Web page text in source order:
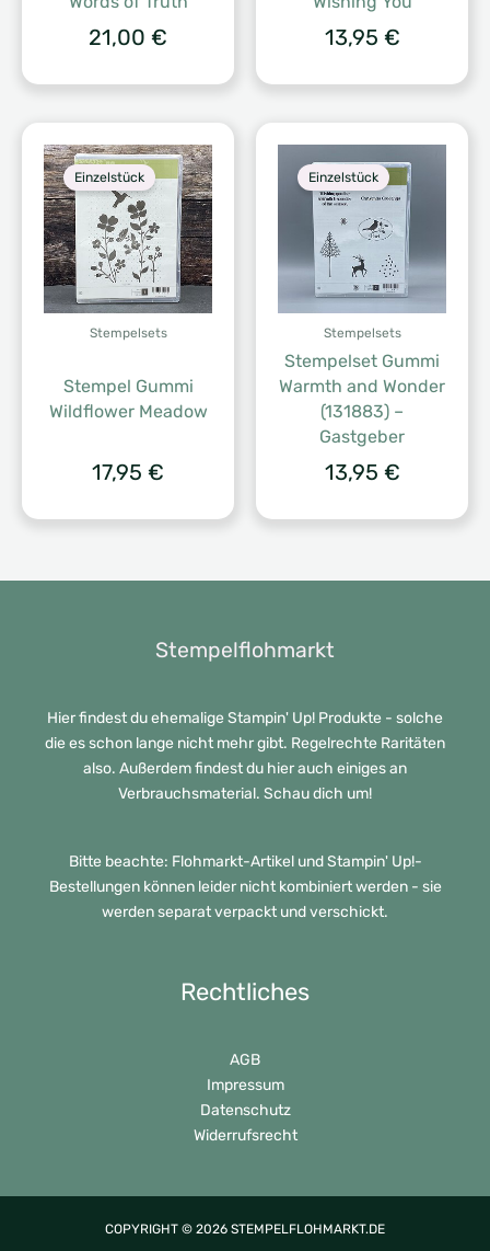
21,00 € 13,95 €
Einzelstück
Stempelsets
Stempel Gummi
Wildflower Meadow
17,95 €
Einzelstück
Stempelsets
Stempelset Gummi
Warmth and Wonder
(131883) –
Gastgeber
13,95 €
Stempelflohmarkt
Hier findest du ehemalige Stampin' Up! Produkte - solche
die es schon lange nicht mehr gibt. Regelrechte Raritäten
also. Außerdem findest du hier auch einiges an
Verbrauchsmaterial. Schau dich um!
Bitte beachte: Flohmarkt-Artikel und Stampin' Up!-
Bestellungen können leider nicht kombiniert werden - sie
werden separat verpackt und verschickt.
Rechtliches
AGB
Impressum
Datenschutz
Widerrufsrecht
COPYRIGHT © 2026 STEMPELFLOHMARKT.DE